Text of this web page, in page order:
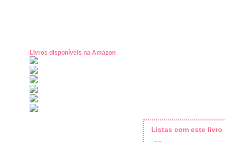
Livros disponíveis na Amazon
Listas com este livro